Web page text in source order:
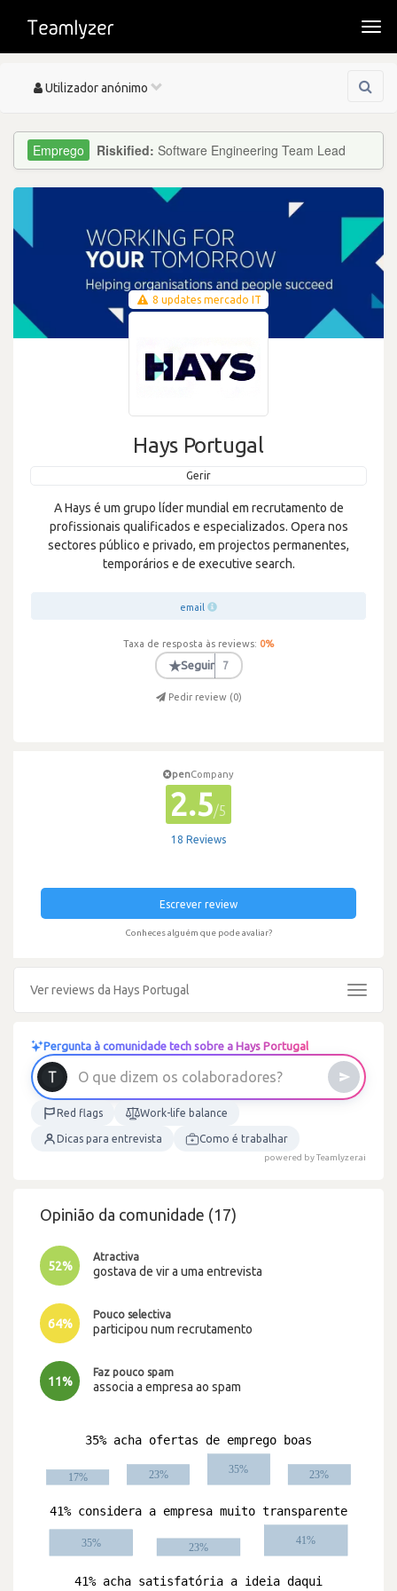
Toggle
Utilizador anónimo
Riskified: Software Engineering Team Lead
8 updates mercado IT
Hays Portugal
Gerir
A Hays é um grupo líder mundial em recrutamento de
profissionais qualificados e especializados. Opera nos
sectores público e privado, em projectos permanentes,
temporários e de executive search.
email
Taxa de resposta às reviews: 0%
★Seguir 7
Pedir review (0)
penCompany
2.5/5
18 Reviews
Escrever review
Conheces alguém que pode avaliar?
Ver reviews da Hays Portugal
Toggle
Pergunta à comunidade tech sobre a Hays Portugal
O que d izem os colaborad ores?
Red flags Work-life balance
Dicas para entrevista Como é trabalhar
powered by Teamlyzer.ai
Opinião da comunidade (17)
52%
Atractiva
gostava de vir a uma entrevista
64%
Pouco selectiva
participou num recrutamento
11%
Faz pouco spam
associa a empresa ao spam